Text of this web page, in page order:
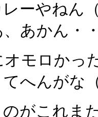
ーやねん
あかん・
モロかっ
へんがな
がこれま